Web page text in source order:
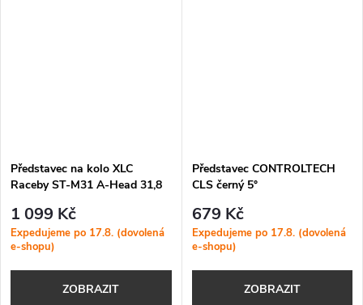
Představec na kolo XLC
Raceby ST-M31 A-Head 31,8
1 099 Kč
Expedujeme po 17.8. (dovolená
e-shopu)
ZOBRAZIT
Představec CONTROLTECH
CLS černý 5°
679 Kč
Expedujeme po 17.8. (dovolená
e-shopu)
ZOBRAZIT